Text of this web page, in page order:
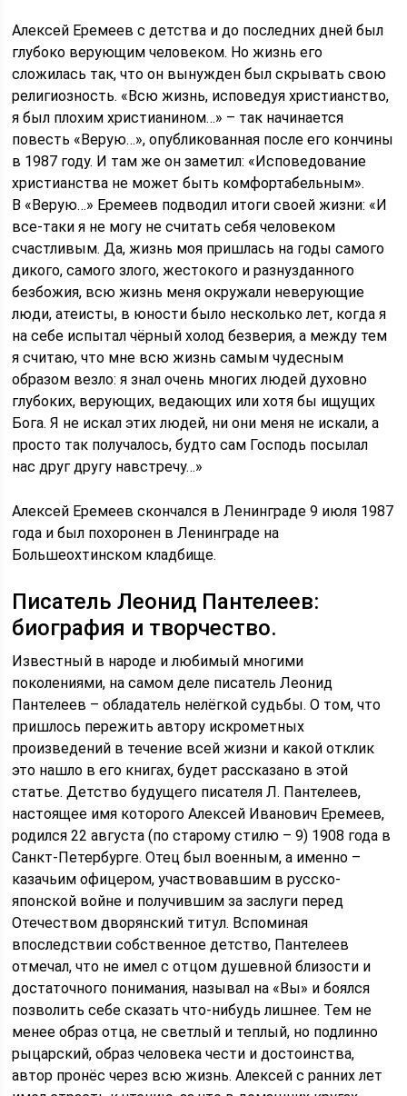
Алексей Еремеев с детства и до последних дней был
глубоко верующим человеком. Но жизнь его
сложилась так, что он вынужден был скрывать свою
религиозность. «Всю жизнь, исповедуя христианство,
я был плохим христианином…» – так начинается
повесть «Верую…», опубликованная после его кончины
в 1987 году. И там же он заметил: «Исповедование
христианства не может быть комфортабельным».
В «Верую…» Еремеев подводил итоги своей жизни: «И
все-таки я не могу не считать себя человеком
счастливым. Да, жизнь моя пришлась на годы самого
дикого, самого злого, жестокого и разнузданного
безбожия, всю жизнь меня окружали неверующие
люди, атеисты, в юности было несколько лет, когда я
на себе испытал чёрный холод безверия, а между тем
я считаю, что мне всю жизнь самым чудесным
образом везло: я знал очень многих людей духовно
глубоких, верующих, ведающих или хотя бы ищущих
Бога. Я не искал этих людей, ни они меня не искали, а
просто так получалось, будто сам Господь посылал
нас друг другу навстречу…»
Алексей Еремеев скончался в Ленинграде 9 июля 1987
года и был похоронен в Ленинграде на
Большеохтинском кладбище.
Писатель Леонид Пантелеев:
биография и творчество.
Известный в народе и любимый многими
поколениями, на самом деле писатель Леонид
Пантелеев – обладатель нелёгкой судьбы. О том, что
пришлось пережить автору искрометных
произведений в течение всей жизни и какой отклик
это нашло в его книгах, будет рассказано в этой
статье. Детство будущего писателя Л. Пантелеев,
настоящее имя которого Алексей Иванович Еремеев,
родился 22 августа (по старому стилю – 9) 1908 года в
Санкт-Петербурге. Отец был военным, а именно –
казачьим офицером, участвовавшим в русско-
японской войне и получившим за заслуги перед
Отечеством дворянский титул. Вспоминая
впоследствии собственное детство, Пантелеев
отмечал, что не имел с отцом душевной близости и
достаточного понимания, называл на «Вы» и боялся
позволить себе сказать что-нибудь лишнее. Тем не
менее образ отца, не светлый и теплый, но подлинно
рыцарский, образ человека чести и достоинства,
автор пронёс через всю жизнь. Алексей с ранних лет